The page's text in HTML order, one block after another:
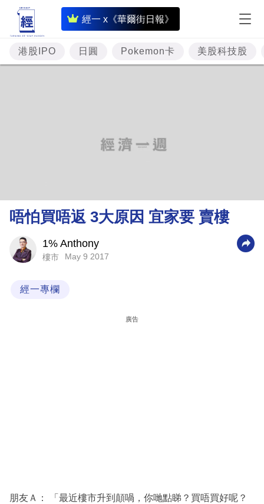
經一 x《華爾街日報》
即
時
財
經
理
財
商
業
閱
港股IPO 日圓 Pokemon卡 美股科技股
唔怕買唔返 3大原因 宜家要 賣樓
1% Anthony
樓市 May 9 2017
經一專欄
廣告
朋友Ａ： 「最近樓市升到顛喎，你哋點睇？買唔買好呢？